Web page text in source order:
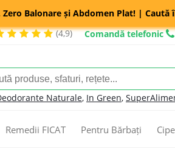
Balonare și Abdomen Plat! | Caută
(4,9)
Comandă telefonic
Naturale, In Green,
Remedii FICAT Pentru Bărbați